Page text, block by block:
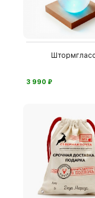
3 990 ⃏